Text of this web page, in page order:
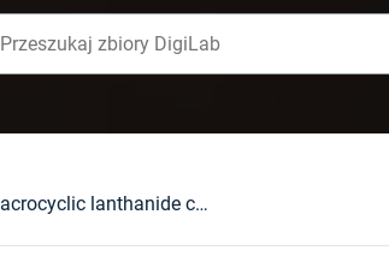
Enantiopure chiral macrocyclic lanthanide complexes derived from (R)-2,2'-diamino-1,1'-binaphthyl and 2,6-diformylpyridine